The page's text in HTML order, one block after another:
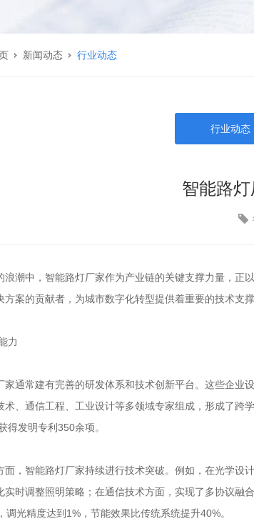
新闻动态 行业动态
行业动态
智能路
浪潮中，智能路灯厂家作为产业链的关键支撑力量，
方案的贡献者，为城市数字化转型提供着重要的技术支撑
力
家通常建有完善的研发体系和技术创新平台。这些企
术、通信工程、工业设计等多领域专家组成，形成了
得发明专利350余项。
面，智能路灯厂家持续进行技术突破。例如，在光学设
实时调整照明策略；在通信技术方面，实现了多协议
调光精度达到1%，节能效果比传统系统提升40%。